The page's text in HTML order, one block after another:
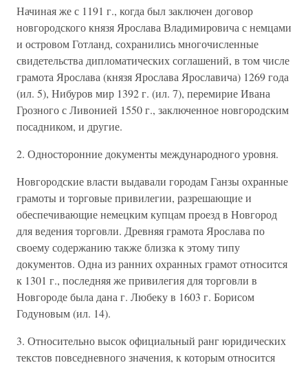
Начиная же с 1191 г., когда был заключен договор
новгородского князя Ярослава Владимировича с немцами
и островом Готланд, сохранились многочисленные
свидетельства дипломатических соглашений, в том числе
грамота Ярослава (князя Ярослава Ярославича) 1269 года
(ил. 5), Нибуров мир 1392 г. (ил. 7), перемирие Ивана
Грозного с Ливонией 1550 г., заключенное новгородским
посадником, и другие.
2. Односторонние документы международного уровня.
Новгородские власти выдавали городам Ганзы охранные
грамоты и торговые привилегии, разрешающие и
обеспечивающие немецким купцам проезд в Новгород
для ведения торговли. Древняя грамота Ярослава по
своему содержанию также близка к этому типу
документов. Одна из ранних охранных грамот относится
к 1301 г., последняя же привилегия для торговли в
Новгороде была дана г. Любеку в 1603 г. Борисом
Годуновым (ил. 14).
3. Относительно высок официальный ранг юридических
текстов повседневного значения, к которым относится